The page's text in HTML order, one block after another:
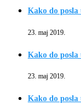
Kako do posla
23. maj 2019.
Kako do posla
23. maj 2019.
Kako do posla